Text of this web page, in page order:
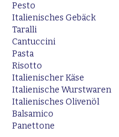
Pesto
Italienisches Gebäck
Taralli
Cantuccini
Pasta
Risotto
Italienischer Käse
Italienische Wurstwaren
Italienisches Olivenöl
Balsamico
Panettone